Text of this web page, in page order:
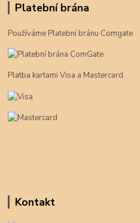
Platební brána
Používáme Platební bránu Comgate
Platba kartami Visa a Mastercard
Kontakt